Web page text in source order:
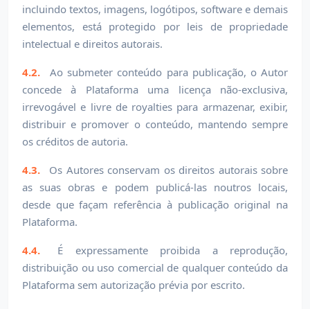
incluindo textos, imagens, logótipos, software e demais
elementos, está protegido por leis de propriedade
intelectual e direitos autorais.
4.2.
Ao submeter conteúdo para publicação, o Autor
concede à Plataforma uma licença não-exclusiva,
irrevogável e livre de royalties para armazenar, exibir,
distribuir e promover o conteúdo, mantendo sempre
os créditos de autoria.
4.3.
Os Autores conservam os direitos autorais sobre
as suas obras e podem publicá-las noutros locais,
desde que façam referência à publicação original na
Plataforma.
4.4.
É expressamente proibida a reprodução,
distribuição ou uso comercial de qualquer conteúdo da
Plataforma sem autorização prévia por escrito.